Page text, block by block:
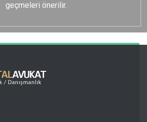
geçmeleri önerilir.